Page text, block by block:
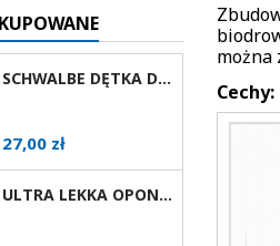
SCHWALBE DĘTKA DO WÓZKA INWALIDZKIEGO 24X1 AV
Cena
27,00 zł
ULTRA LEKKA OPONA DO WÓZKA AKTYWNEGO SCHWALBE RIGHTRUN RÓŻNE ROZMIARY I KOLORY AV
można
Cechy: